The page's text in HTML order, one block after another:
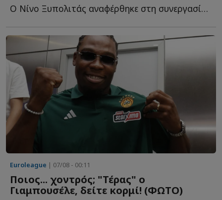
Ο Νίνο Ξυπολιτάς αναφέρθηκε στη συνεργασία του με τον Δ...
Euroleague | 07/08 - 00:11
Ποιος... χοντρός; "Τέρας" ο
Γιαμπουσέλε, δείτε κορμί! (ΦΩΤΟ)